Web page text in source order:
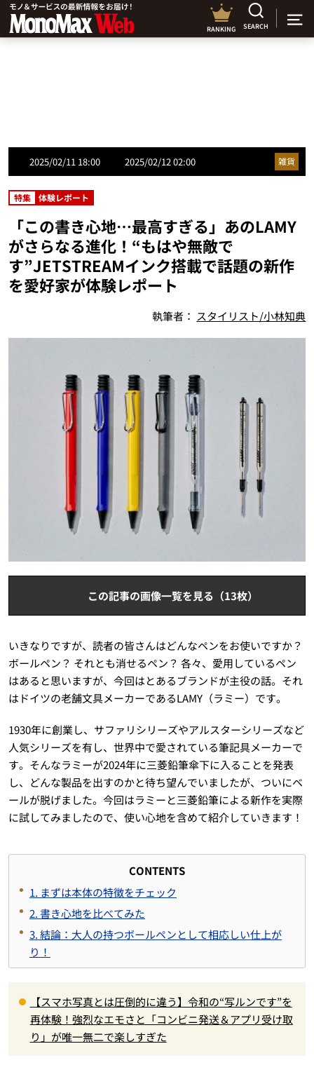
RANKING SEARCH
2025/02/11 18:00 2025/02/12 02:00 雑貨
特集 体験レポート
「この書き心地…最高すぎる」あのLAMY
がさらなる進化！“もはや無敵で
す”JETSTREAMインク搭載で話題の新作
を愛好家が体験レポート
執筆者： スタイリスト/小林知典
この記事の画像一覧を見る（13枚）
いきなりですが、読者の皆さんはどんなペンをお使いですか？
ボールペン？ それとも消せるペン？ 各々、愛用しているペン
はあると思いますが、今回はとあるブランドが主役の話。それ
はドイツの老舗文具メーカーであるLAMY（ラミー）です。
1930年に創業し、サファリシリーズやアルスターシリーズなど
人気シリーズを有し、世界中で愛されている筆記具メーカーで
す。そんなラミーが2024年に三菱鉛筆傘下に入ることを発表
し、どんな製品を出すのかと待ち望んでいましたが、ついにベ
ールが脱げました。今回はラミーと三菱鉛筆による新作を実際
に試してみましたので、使い心地を含めて紹介していきます！
CONTENTS
1. まずは本体の特徴をチェック
2. 書き心地を比べてみた
3. 結論：大人の持つボールペンとして相応しい仕上が
り！
【スマホ写真とは圧倒的に違う】令和の“写ルンです”を
再体験！強烈なエモさと「コンビニ発送＆アプリ受け取
り」が唯一無二で楽しすぎた